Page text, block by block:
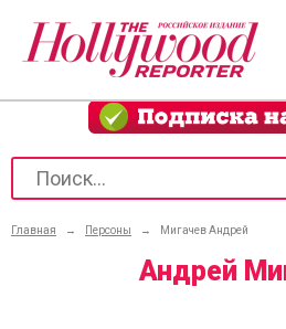
Главная → Персоны → Мигачев Андрей
Андрей